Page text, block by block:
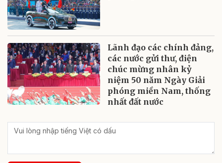
Lãnh đạo các chính đảng,
các nước gửi thư, điện
chúc mừng nhân kỷ
niệm 50 năm Ngày Giải
phóng miền Nam, thống
nhất đất nước